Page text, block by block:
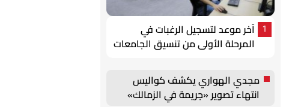
1
آخر موعد لتسجيل الرغبات في
المرحلة الأولى من تنسيق الجامعات
مجدي الهواري يكشف كواليس
انتهاء تصوير «جريمة في الزمالك»